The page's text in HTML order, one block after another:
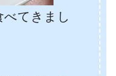
てきまし